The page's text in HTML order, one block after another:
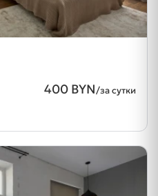
400 BYN/за сутки